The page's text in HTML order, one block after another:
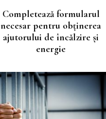
Completează formularul
necesar pentru obținerea
ajutorului de încălzire și
energie